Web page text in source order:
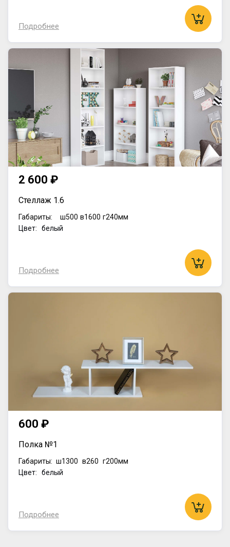
Подробнее
2 600 ₽
Стеллаж 1.6
Габариты: ш500 в1600 г240мм
Цвет: белый
Подробнее
600 ₽
Полка №1
Габариты: ш1300 в260 г200мм
Цвет: белый
Подробнее